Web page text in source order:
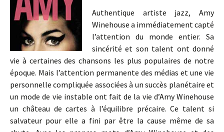
Authentique artiste jazz, Amy
Winehouse a immédiatement capté
l’attention du monde entier. Sa
sincérité et son talent ont donné
vie à certaines des chansons les plus populaires de notre
époque. Mais l’attention permanente des médias et une vie
personnelle compliquée associées à un succès planétaire et
un mode de vie instable ont fait de la vie d’Amy Winehouse
un château de cartes à l’équilibre précaire. Ce talent si
salvateur pour elle a fini par être la cause même de sa